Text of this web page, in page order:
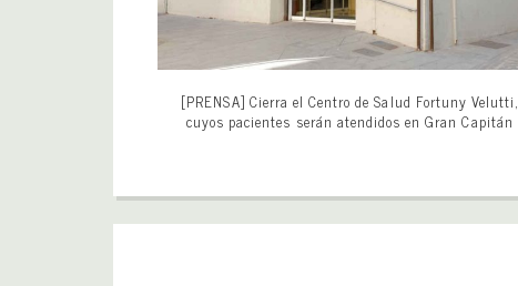
[PRENSA] Cierra el Centro de Salud Fortuny Velutti,
cuyos pacientes serán atendidos en Gran Capitán